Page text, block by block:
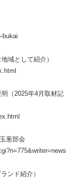
bukai
域として紹介）
（2025年4月取材記
葱部会
ンド紹介）